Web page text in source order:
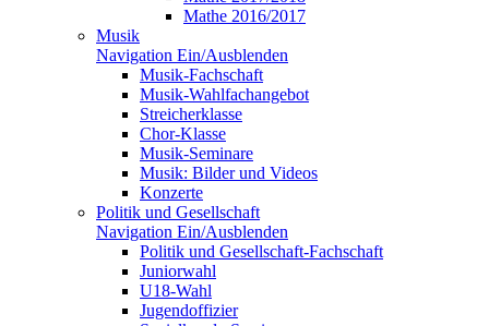
Mathe 2016/2017
Musik
Navigation Ein/Ausblenden
Musik-Fachschaft
Musik-Wahlfachangebot
Streicherklasse
Chor-Klasse
Musik-Seminare
Musik: Bilder und Videos
Konzerte
Politik und Gesellschaft
Navigation Ein/Ausblenden
Politik und Gesellschaft-Fachschaft
Juniorwahl
U18-Wahl
Jugendoffizier